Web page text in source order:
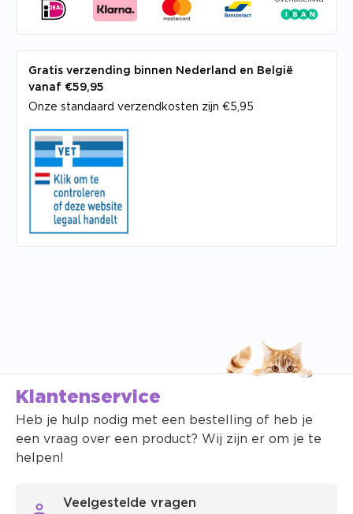
Gratis verzending binnen Nederland en België
vanaf €59,95
Onze standaard verzendkosten zijn €5,95
Klantenservice
Heb je hulp nodig met een bestelling of heb je
een vraag over een product? Wij zijn er om je te
helpen!
Veelgestelde vragen